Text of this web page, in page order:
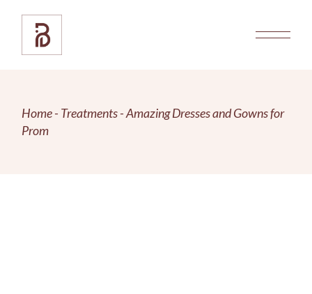
Home Treatments Amazing Dresses and Gowns for
Prom